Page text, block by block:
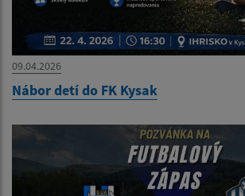
09.04.2026
Nábor detí do FK Kysak